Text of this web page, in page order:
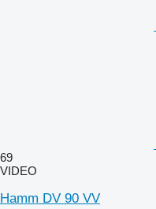
69
VIDEO
Hamm DV 90 VV